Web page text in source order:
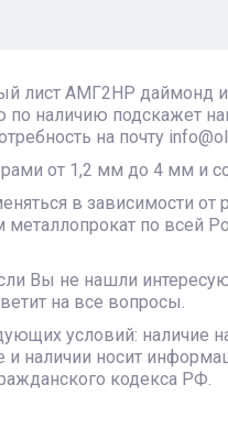
лист АМГ2НР даймонд
наличию подскажет
на почту
от 1,2 мм до 4 мм и
в зависимости от
по всей
Вы не нашли
на все вопросы.
условий: наличие
наличии носит
кодекса РФ.